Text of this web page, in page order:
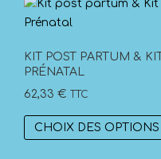
KIT POST PARTUM & KIT
PRÉNATAL
62,33 € TTC
CHOIX DES OPTIONS